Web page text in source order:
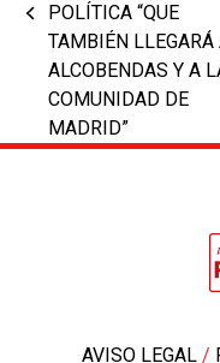
previous
post:
POLÍTICA “QUE
TAMBIÉN LLEGARÁ
ALCOBENDAS Y A
COMUNIDAD DE
MADRID”
AVISO LEGAL /